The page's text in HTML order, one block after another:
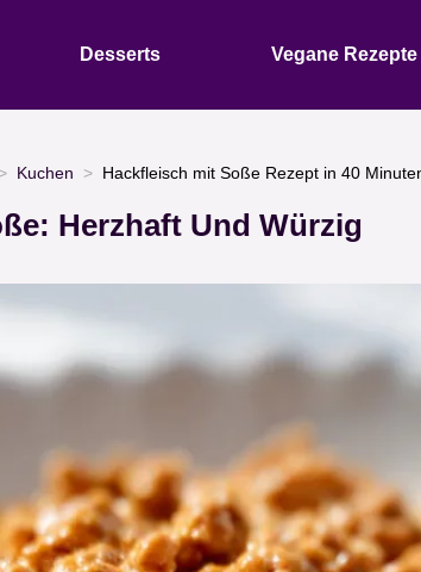
Desserts Vegane Rezepte
Kuchen Hackfleisch mit Soße Rezept in 40
Herzhaft Und Würzig